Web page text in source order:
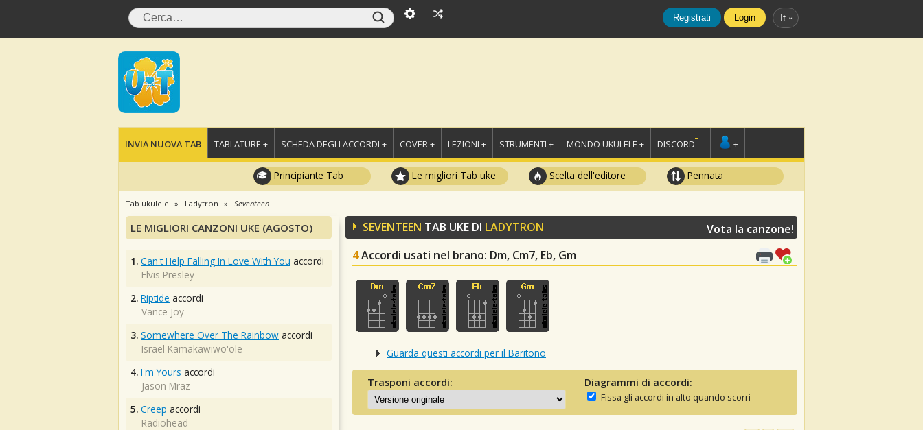
Registrati Login It
INVIA NUOVA TAB TABLATURE + SCHEDA DEGLI ACCORDI + COVER + LEZIONI + STRUMENTI + MONDO UKULELE + DISCORD +
Principiante Tab Le migliori Tab uke Scelta dell'editore Pennata
Tab ukulele Ladytron Seventeen
SEVENTEEN TAB UKE DI LADYTRON
4Accordi usati nel brano: Dm, Cm7, Eb, Gm
Vota la canzone!
Guarda questi accordi per il Baritono
Trasponi accordi: Diagrammi di accordi:
Fissa gli accordi in alto quando scorri
LE MIGLIORI CANZONI UKE (AGOSTO)
1. Can't Help Falling In Love With You accordi
Elvis Presley
2. Riptide accordi
Vance Joy
3. Somewhere Over The Rainbow accordi
Israel Kamakawiwo'ole
4. I'm Yours accordi
Jason Mraz
5. Creep accordi
Radiohead